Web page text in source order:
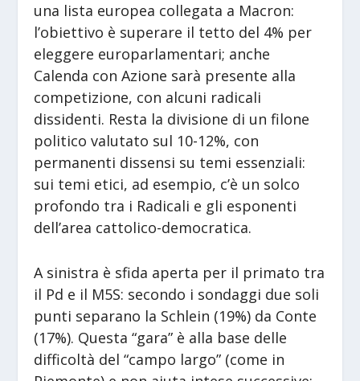
una lista europea collegata a Macron:
l’obiettivo è superare il tetto del 4% per
eleggere europarlamentari; anche
Calenda con Azione sarà presente alla
competizione, con alcuni radicali
dissidenti. Resta la divisione di un filone
politico valutato sul 10-12%, con
permanenti dissensi su temi essenziali:
sui temi etici, ad esempio, c’è un solco
profondo tra i Radicali e gli esponenti
dell’area cattolico-democratica.
A sinistra è sfida aperta per il primato tra
il Pd e il M5S: secondo i sondaggi due soli
punti separano la Schlein (19%) da Conte
(17%). Questa “gara” è alla base delle
difficoltà del “campo largo” (come in